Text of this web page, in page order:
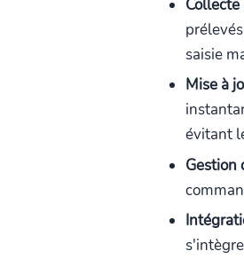
saisie
Mise à
évitant
Gestion